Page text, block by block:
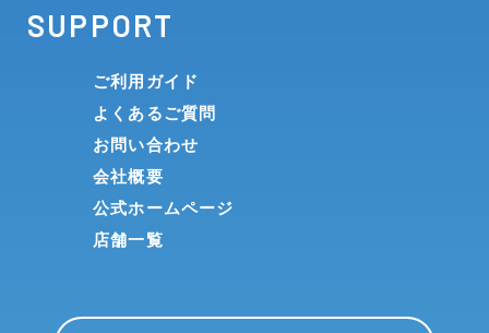
SUPPORT
ご利用ガイド
よくあるご質問
お問い合わせ
会社概要
公式ホームページ
店舗一覧